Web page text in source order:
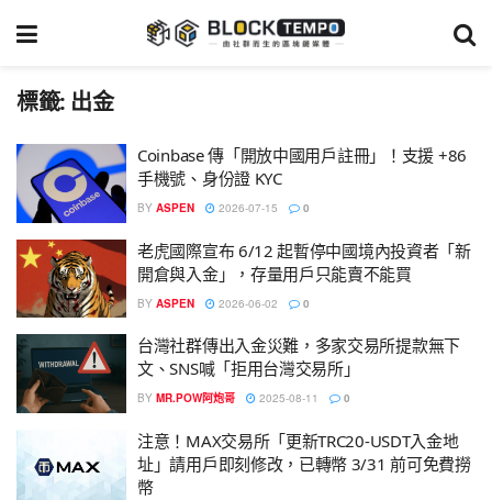
標籤: 出金
Coinbase 傳「開放中國用戶註冊」！支援 +86
手機號、身份證 KYC
BY ASPEN 2026-07-15 0
老虎國際宣布 6/12 起暫停中國境內投資者「新
開倉與入金」，存量用戶只能賣不能買
BY ASPEN 2026-06-02 0
台灣社群傳出入金災難，多家交易所提款無下
文、SNS喊「拒用台灣交易所」
BY MR.POW阿炮哥 2025-08-11 0
注意！MAX交易所「更新TRC20-USDT入金地
址」請用戶即刻修改，已轉幣 3/31 前可免費撈
幣